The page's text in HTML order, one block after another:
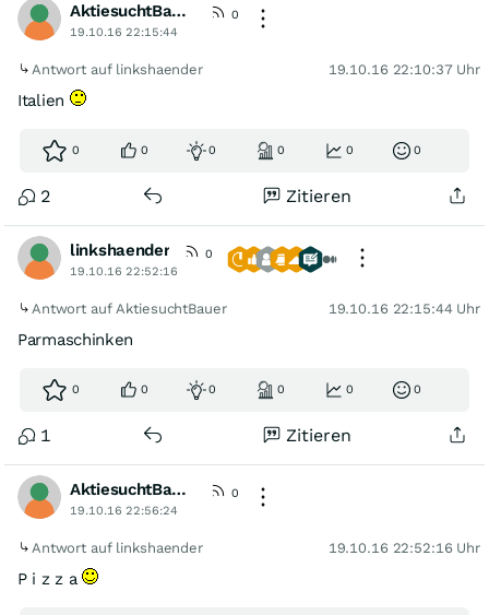
AktiesuchtBauer
0
19.10.16 22:15:44
Antwort auf linkshaender 19.10.16 22:10:37 Uhr
Italien
0 0 0 0 0 0
2 Zitieren
linkshaender
0
19.10.16 22:52:16
Antwort auf AktiesuchtBauer 19.10.16 22:15:44 Uhr
Parmaschinken
0 0 0 0 0 0
1 Zitieren
AktiesuchtBauer
0
19.10.16 22:56:24
Antwort auf linkshaender 19.10.16 22:52:16 Uhr
P i z z a